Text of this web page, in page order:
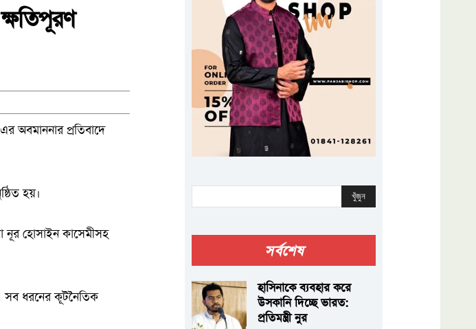
অবমাননার প্রতিবাদে
হয়।
নূর হোসাইন কাসেমীসহ
সব ধরনের কূটনৈতিক
খুঁজুন
সর্বশেষ
হাসিনাকে ব্যবহার করে
উসকানি দিচ্ছে ভারত:
প্রতিমন্ত্রী নুর